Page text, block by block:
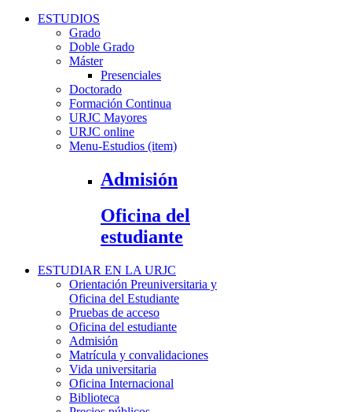
ESTUDIOS
Grado
Doble Grado
Máster
Presenciales
Doctorado
Formación Continua
URJC Mayores
URJC online
Menu-Estudios (item)
Admisión
Oficina del
estudiante
ESTUDIAR EN LA URJC
Orientación Preuniversitaria y
Oficina del Estudiante
Pruebas de acceso
Oficina del estudiante
Admisión
Matrícula y convalidaciones
Vida universitaria
Oficina Internacional
Biblioteca